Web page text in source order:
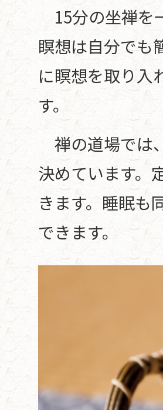
15分の坐禅を
瞑想は自分でも
に瞑想を取り入
す。
禅の道場では
決めています。
きます。睡眠も
できます。